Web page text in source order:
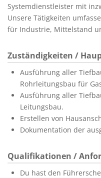
Systemdienstleister mit
Unsere Tätigkeiten
für Industrie, Mittelstand
Zuständigkeiten /
Ausführung aller
Rohrleitungsbau für
Ausführung aller
Leitungsbau.
Erstellen von
Dokumentation der
Qualifikationen /
Du hast den